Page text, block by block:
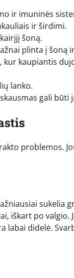
ir imuninės
ir širdimi.
šoną.
plinta į šoną
kur kaupiantis
lanko.
gali būti
problemos.
sukelia
iškart po valgio.
labai didelė.